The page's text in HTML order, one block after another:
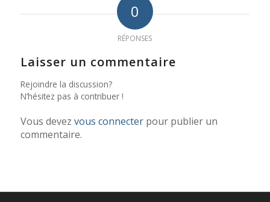
0
RÉPONSES
Laisser un commentaire
Rejoindre la discussion?
N’hésitez pas à contribuer !
Vous devez vous connecterpour publier un
commentaire.